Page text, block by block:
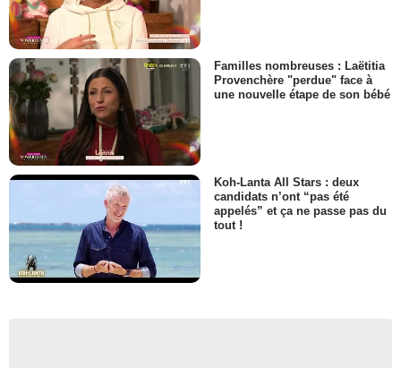
Familles nombreuses : Laëtitia
Provenchère "perdue" face à
une nouvelle étape de son bébé
Koh-Lanta All Stars : deux
candidats n’ont “pas été
appelés” et ça ne passe pas du
tout !